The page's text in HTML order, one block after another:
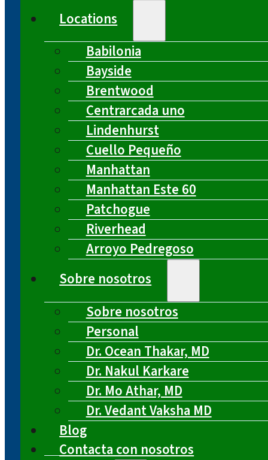
Locations
Babilonia
Bayside
Brentwood
Centrarcada uno
Lindenhurst
Cuello Pequeño
Manhattan
Manhattan Este 60
Patchogue
Riverhead
Arroyo Pedregoso
Sobre nosotros
Sobre nosotros
Personal
Dr. Ocean Thakar, MD
Dr. Nakul Karkare
Dr. Mo Athar, MD
Dr. Vedant Vaksha MD
Blog
Contacta con nosotros